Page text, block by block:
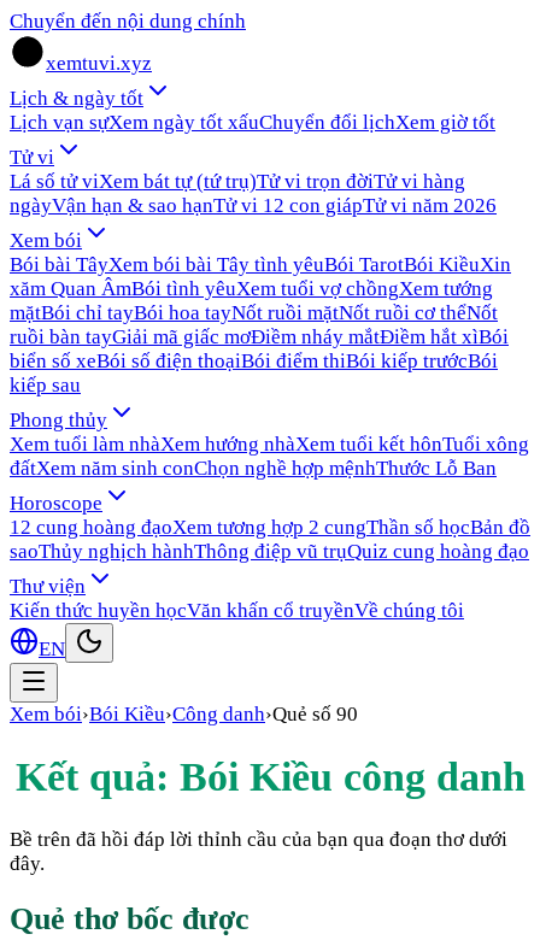
Chuyển đến nội dung chính
xemtuvi.xyz
Lịch & ngày tốt
Lịch vạn sựXem ngày tốt xấuChuyển đổi lịchXem giờ tốt
Tử vi
Lá số tử viXem bát tự (tứ trụ)Tử vi trọn đờiTử vi hàng
ngàyVận hạn & sao hạnTử vi 12 con giápTử vi năm 2026
Xem bói
Bói bài TâyXem bói bài Tây tình yêuBói TarotBói KiềuXin
xăm Quan ÂmBói tình yêuXem tuổi vợ chồngXem tướng
mặtBói chỉ tayBói hoa tayNốt ruồi mặtNốt ruồi cơ thểNốt
ruồi bàn tayGiải mã giấc mơĐiềm nháy mắtĐiềm hắt xìBói
biển số xeBói số điện thoạiBói điểm thiBói kiếp trướcBói
kiếp sau
Phong thủy
Xem tuổi làm nhàXem hướng nhàXem tuổi kết hônTuổi xông
đấtXem năm sinh conChọn nghề hợp mệnhThước Lỗ Ban
Horoscope
12 cung hoàng đạoXem tương hợp 2 cungThần số họcBản đồ
saoThủy nghịch hànhThông điệp vũ trụQuiz cung hoàng đạo
Thư viện
Kiến thức huyền họcVăn khấn cổ truyềnVề chúng tôi
EN
Xem bói›Bói Kiều›Công danh›Quẻ số 90
Kết quả: Bói Kiều công danh
Bề trên đã hồi đáp lời thỉnh cầu của bạn qua đoạn thơ dưới
đây.
Quẻ thơ bốc được